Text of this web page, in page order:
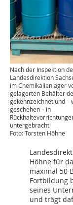
Nach der Inspektion
Landesdirektion
im Chemikalienlager
gelagerten Behälter
gekennzeichnet und –
geschehen – in
untergebracht
Foto: Torsten Höhne
Höhne für
maximal 50
Fortbildung
seines
und trägt